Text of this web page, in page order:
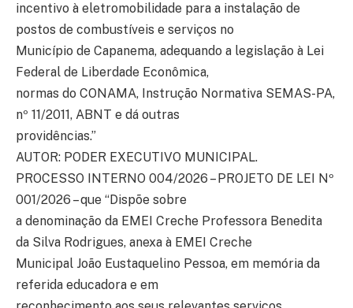
incentivo à eletromobilidade para a instalação de
postos de combustíveis e serviços no
Município de Capanema, adequando a legislação à Lei
Federal de Liberdade Econômica,
normas do CONAMA, Instrução Normativa SEMAS-PA,
nº 11/2011, ABNT e dá outras
providências.”
AUTOR: PODER EXECUTIVO MUNICIPAL.
PROCESSO INTERNO 004/2026 – PROJETO DE LEI Nº
001/2026 – que “Dispõe sobre
a denominação da EMEI Creche Professora Benedita
da Silva Rodrigues, anexa à EMEI Creche
Municipal João Eustaquelino Pessoa, em memória da
referida educadora e em